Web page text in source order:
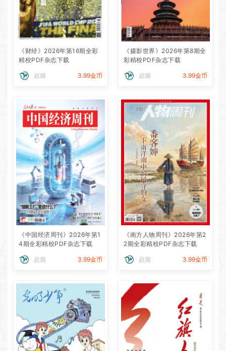
《财经》2026年第16期全彩
精校PDF杂志下载
超频 3.99金币
《摄影世界》2026年第8期全
彩精校PDF杂志下载
超频 3.99金币
《中国经济周刊》2026年第1
4期全彩精校PDF杂志下载
超频 3.99金币
《南方人物周刊》2026年第2
2期全彩精校PDF杂志下载
超频 3.99金币